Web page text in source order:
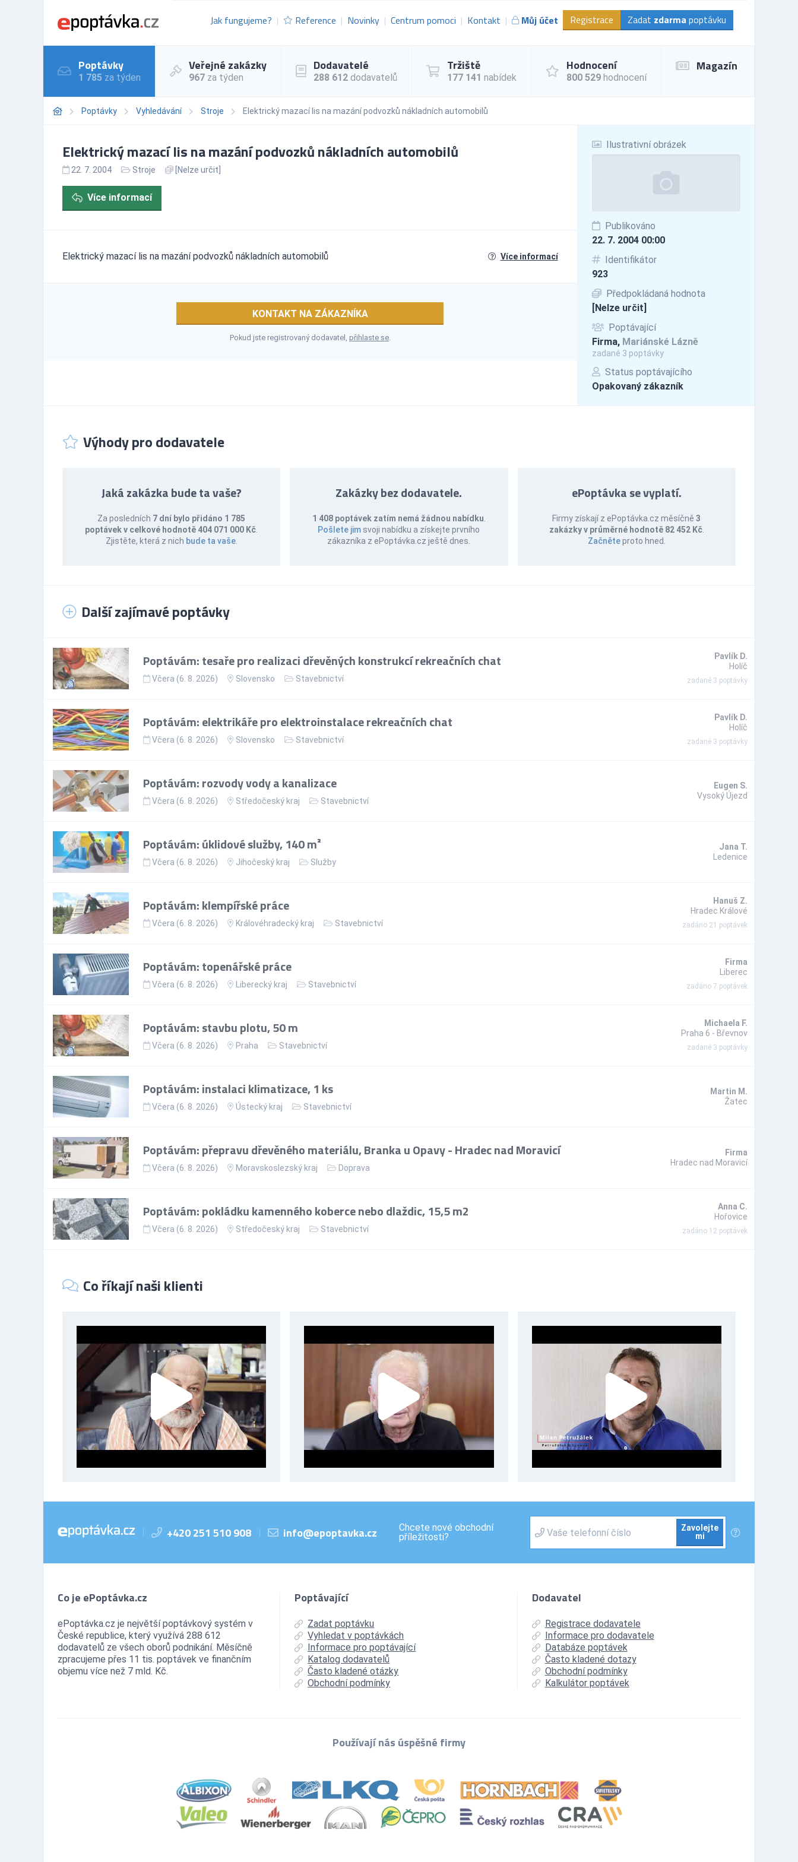
Jak fungujeme? Reference Novinky Centrum pomoci Kontakt Můj účet Registrace Zadat zdarma poptávku
Poptávky
1 785 za týden
Veřejné zakázky
967 za týden
Dodavatelé
288 612 dodavatelů
Tržiště
177 141 nabídek
Hodnocení
800 529 hodnocení
Magazín
Poptávky Vyhledávání Stroje Elektrický mazací lis na mazání podvozků nákladních automobilů
Ilustrativní obrázek
Publikováno
22. 7. 2004 00:00
Identifikátor
923
Předpokládaná hodnota
[Nelze určit]
Poptávající
Firma, Mariánské Lázně
zadané 3 poptávky
Status poptávajícího
Opakovaný zákazník
Elektrický mazací lis na mazání podvozků nákladních automobilů
22. 7. 2004 Stroje [Nelze určit]
Více informací
Elektrický mazací lis na mazání podvozků nákladních automobilů Více informací
KONTAKT NA ZÁKAZNÍKA
Pokud jste registrovaný dodavatel, přihlaste se.
Výhody pro dodavatele
Jaká zakázka bude ta vaše?
Za posledních 7 dní bylo přidáno 1 785
poptávek v celkové hodnotě 404 071 000 Kč
Zjistěte, která z nich bude ta vaše.
Zakázky bez dodavatele.
1 408 poptávek zatím nemá žádnou nabídku
Pošlete jim svoji nabídku a získejte prvního
zákazníka z ePoptávka.cz ještě dnes.
ePoptávka se vyplatí.
Firmy získají z ePoptávka.cz měsíčně3
zakázky v průměrné hodnotě 82 452 Kč.
Začněteproto hned.
Další zajímavé poptávky
Poptávám: tesaře pro realizaci dřevěných konstrukcí rekreačních chat
Včera (6. 8. 2026) Slovensko Stavebnictví
Pavlík D.
Holíč
zadané 3 poptávky
Poptávám: elektrikáře pro elektroinstalace rekreačních chat
Včera (6. 8. 2026) Slovensko Stavebnictví
Pavlík D.
Holíč
zadané 3 poptávky
Poptávám: rozvody vody a kanalizace
Včera (6. 8. 2026) Středočeský kraj Stavebnictví
Eugen S.
Vysoký Újezd
Poptávám: úklidové služby, 140 m²
Včera (6. 8. 2026) Jihočeský kraj Služby
Jana T.
Ledenice
Poptávám: klempířské práce
Včera (6. 8. 2026) Královéhradecký kraj Stavebnictví
Hanuš Z.
Hradec Králové
zadáno 21 poptávek
Poptávám: topenářské práce
Včera (6. 8. 2026) Liberecký kraj Stavebnictví
Firma
Liberec
zadáno 7 poptávek
Poptávám: stavbu plotu, 50 m
Včera (6. 8. 2026) Praha Stavebnictví
Michaela F.
Praha 6 - Břevnov
zadané 3 poptávky
Poptávám: instalaci klimatizace, 1 ks
Včera (6. 8. 2026) Ústecký kraj Stavebnictví
Martin M.
Žatec
Poptávám: přepravu dřevěného materiálu, Branka u Opavy - Hradec nad Moravicí
Včera (6. 8. 2026) Moravskoslezský kraj Doprava
Firma
Hradec nad Moravicí
Poptávám: pokládku kamenného koberce nebo dlaždic, 15,5 m2
Včera (6. 8. 2026) Středočeský kraj Stavebnictví
Anna C.
Hořovice
zadáno 12 poptávek
Co říkají naši klienti
| +420 251 510 908 | info@epoptavka.cz
Chcete nové obchodní
příležitosti?
Zavolejte
mi
Co je ePoptávka.cz
ePoptávka.cz je největší poptávkový systém v
České republice, který využívá 288 612
dodavatelů ze všech oborů podnikání. Měsíčně
zpracujeme přes 11 tis. poptávek ve finančním
objemu více než 7 mld. Kč.
Poptávající
Zadat poptávku
Vyhledat v poptávkách
Informace pro poptávající
Katalog dodavatelů
Často kladené otázky
Obchodní podmínky
Dodavatel
Registrace dodavatele
Informace pro dodavatele
Databáze poptávek
Často kladené dotazy
Obchodní podmínky
Kalkulátor poptávek
Používají nás úspěšné firmy